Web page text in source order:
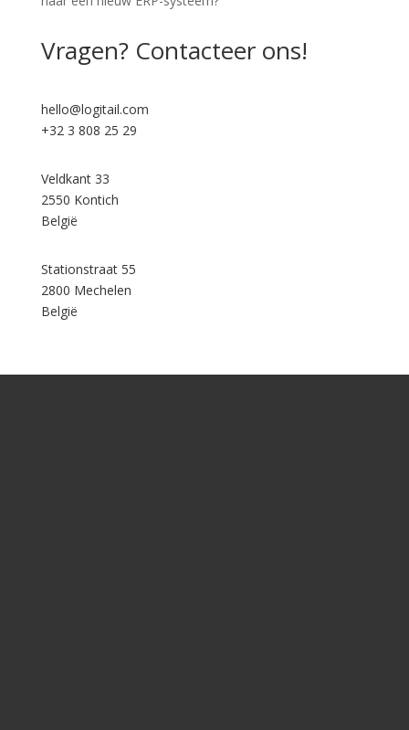
Vragen? Contacteer ons!
hello@logitail.com
+32 3 808 25 29
Veldkant 33
2550 Kontich
België
Stationstraat 55
2800 Mechelen
België